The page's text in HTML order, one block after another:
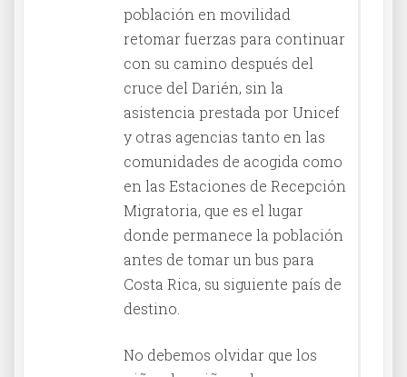
población en movilidad
retomar fuerzas para continuar
con su camino después del
cruce del Darién, sin la
asistencia prestada por Unicef
y otras agencias tanto en las
comunidades de acogida como
en las Estaciones de Recepción
Migratoria, que es el lugar
donde permanece la población
antes de tomar un bus para
Costa Rica, su siguiente país de
destino.
No debemos olvidar que los